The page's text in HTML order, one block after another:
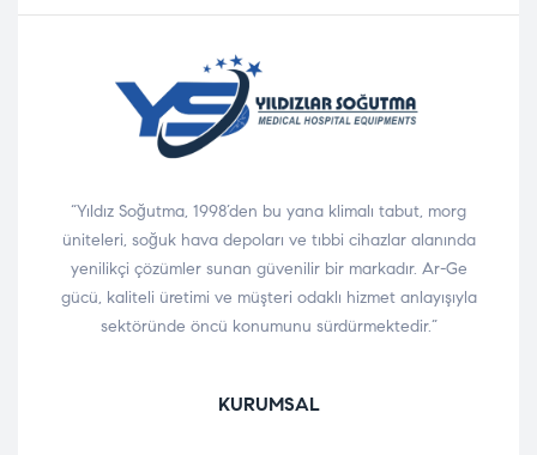
“Yıldız Soğutma, 1998’den bu yana klimalı tabut, morg
üniteleri, soğuk hava depoları ve tıbbi cihazlar alanında
yenilikçi çözümler sunan güvenilir bir markadır. Ar-Ge
gücü, kaliteli üretimi ve müşteri odaklı hizmet anlayışıyla
sektöründe öncü konumunu sürdürmektedir.”
KURUMSAL